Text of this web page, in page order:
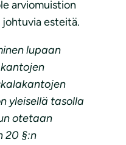
arviomuistion
johtuvia esteitä.
lupaan
yleisellä tasolla
otetaan
20 §:n